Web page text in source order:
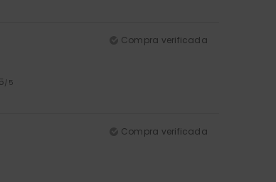
Compra verificada
/5
Compra verificada